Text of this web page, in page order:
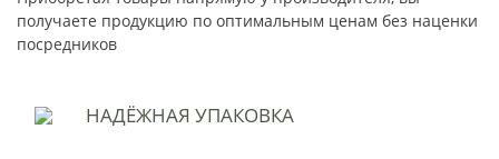
получаете продукцию по оптимальным ценам без наценки
посредников
НАДЁЖНАЯ УПАКОВКА